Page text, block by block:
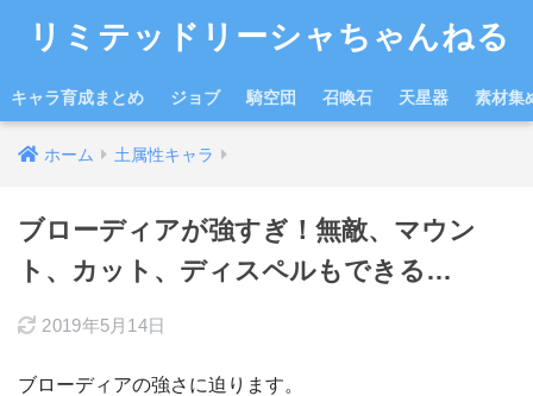
リミテッドリーシャちゃんねる
キャラ育成まとめ ジョブ 騎空団 召喚石 天星器 素材集
ホーム 土属性キャラ
ブローディアが強すぎ！無敵、マウン
ト、カット、ディスペルもできる…
2019年5月14日
ブローディアの強さに迫ります。